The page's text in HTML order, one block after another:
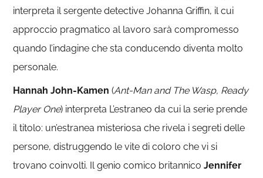
interpreta il sergente detective Johanna Griffin, il cui
approccio pragmatico al lavoro sarà compromesso
quando l’indagine che sta conducendo diventa molto
personale.
Hannah John-Kamen (Ant-Man and The Wasp, Ready
Player One) interpreta L’estraneo da cui la serie prende
il titolo: un’estranea misteriosa che rivela i segreti delle
persone, distruggendo le vite di coloro che vi si
trovano coinvolti. Il genio comico britannicoJennifer